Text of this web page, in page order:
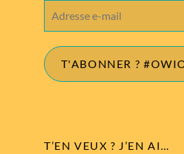
T'ABONNER ?
T’EN VEUX ? J’EN AI…